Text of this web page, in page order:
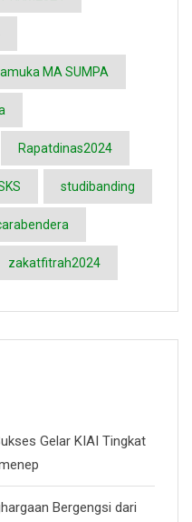
MA SUMPA
Rapatdinas2024
studibanding
zakatfitrah2024
Gelar KIAI Tingkat
Bergengsi dari